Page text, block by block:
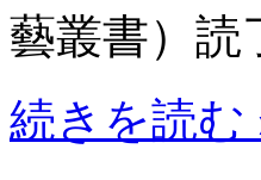
藝叢書）読
続きを読む